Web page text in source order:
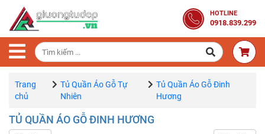
HOTLINE
0918.839.299
Trang
Chủ
Combo
Phòng
Ngủ
Giường
Gỗ
Trang
chủ
Tủ Quần Áo Gỗ Tự
Nhiên
Tủ Quần Áo Gỗ Đinh
Hương
TỦ QUẦN ÁO GỖ ĐINH HƯƠNG